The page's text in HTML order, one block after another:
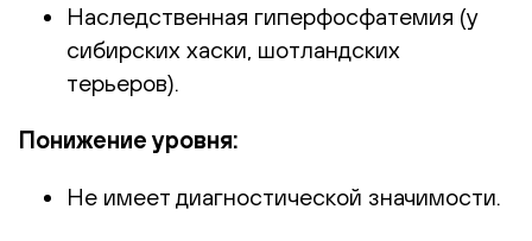
Наследственная гиперфосфатемия (у
сибирских хаски, шотландских
терьеров).
Понижение уровня:
Не имеет диагностической значимости.